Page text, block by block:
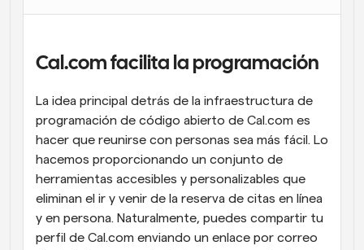
Programación potenciadda con llamadas
impulsadas por IA
Mantente al día con las últimas noticias y
actualizaciones
Reuniones Instantáneas
Reúnete con clientes en minutos
Enlaces de Grupo Dinámico
Reserva reuniones de forma fluida con varias personas
Cal.com facilita la programación
La idea principal detrás de la infraestructura de
programación de código abierto de Cal.com es
hacer que reunirse con personas sea más fácil. Lo
hacemos proporcionando un conjunto de
herramientas accesibles y personalizables que
eliminan el ir y venir de la reserva de citas en línea
y en persona. Naturalmente, puedes compartir tu
perfil de Cal.com enviando un enlace por correo